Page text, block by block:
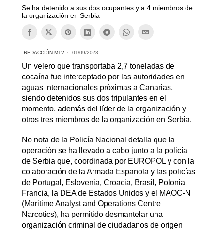
Se ha detenido a sus dos ocupantes y a 4 miembros de
la organización en Serbia
REDACCIÓN MTV 01/09/2023
Un velero que transportaba 2,7 toneladas de
cocaína fue interceptado por las autoridades en
aguas internacionales próximas a Canarias,
siendo detenidos sus dos tripulantes en el
momento, además del líder de la organización y
otros tres miembros de la organización en Serbia.
No nota de la Policía Nacional detalla que la
operación se ha llevado a cabo junto a la policía
de Serbia que, coordinada por EUROPOL y con la
colaboración de la Armada Española y las policías
de Portugal, Eslovenia, Croacia, Brasil, Polonia,
Francia, la DEA de Estados Unidos y el MAOC-N
(Maritime Analyst and Operations Centre
Narcotics), ha permitido desmantelar una
organización criminal de ciudadanos de origen